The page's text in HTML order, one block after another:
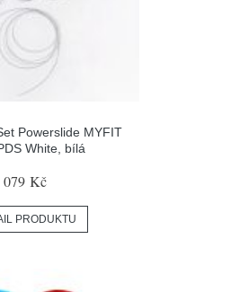
Powerslide MYFIT
White, bílá
079 Kč
PRODUKTU